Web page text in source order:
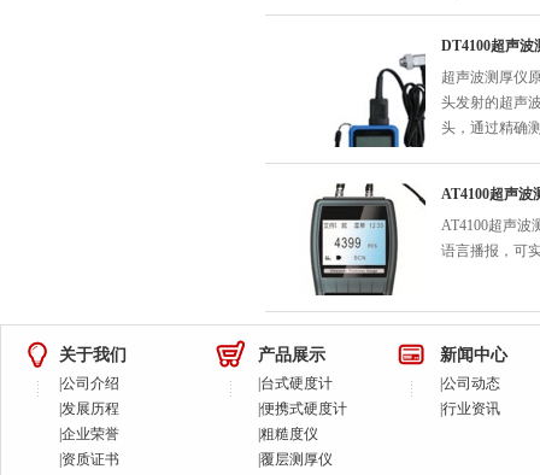
DT4100超声波
超声波测厚仪
头发射的超声
头，通过精确
AT4100超声波
AT4100超声波
语言播报，可
关于我们
公司介绍
发展历程
企业荣誉
资质证书
产品展示
台式硬度计
便携式硬度计
粗糙度仪
覆层测厚仪
新闻中心
公司动态
行业资讯